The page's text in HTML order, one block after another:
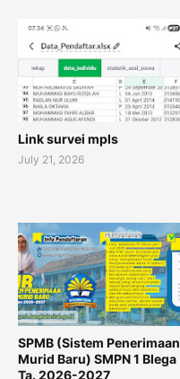
Link survei mpls
July 21, 2026
SPMB (Sistem Penerimaan
Murid Baru) SMPN 1 Blega
Ta. 2026-2027